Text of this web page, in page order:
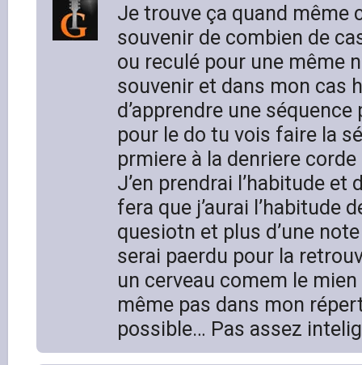
Je trouve ça quand même
souvenir de combien de
ou reculé pour une même
souvenir et dans mon cas
d’apprendre une
pour le do tu vois faire la
prmiere à la denriere
J’en prendrai l’habitude et
fera que j’aurai l’habitude
quesiotn et plus d’une
serai paerdu pour la
un cerveau comem le mien
même pas dans mon
possible… Pas assez